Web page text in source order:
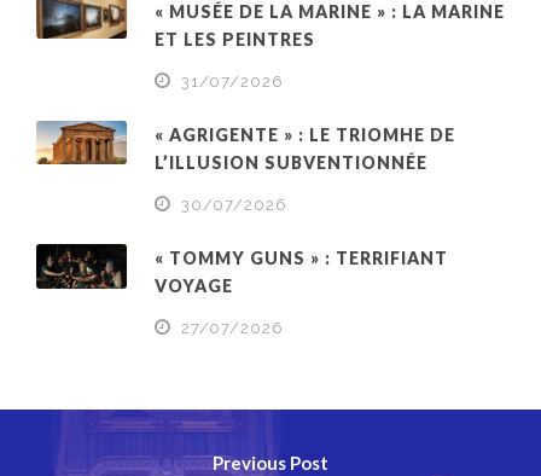
« MUSÉE DE LA MARINE » : LA MARINE
ET LES PEINTRES
31/07/2026
« AGRIGENTE » : LE TRIOMHE DE
L’ILLUSION SUBVENTIONNÉE
30/07/2026
« TOMMY GUNS » : TERRIFIANT
VOYAGE
27/07/2026
Previous Post